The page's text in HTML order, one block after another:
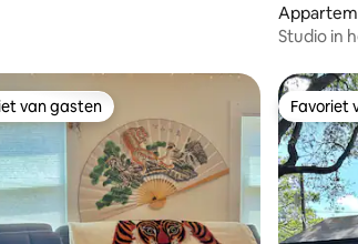
es Moines
Studio in
van gasten
van gasten Favoriet
Favoriet